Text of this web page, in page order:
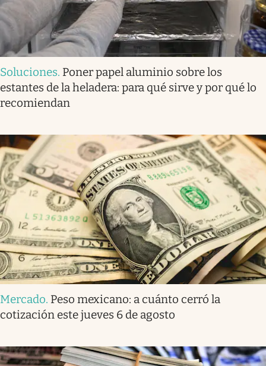
Soluciones. Poner papel aluminio sobre los
estantes de la heladera: para qué sirve y por qué lo
recomiendan
Mercado. Peso mexicano: a cuánto cerró la
cotización este jueves 6 de agosto